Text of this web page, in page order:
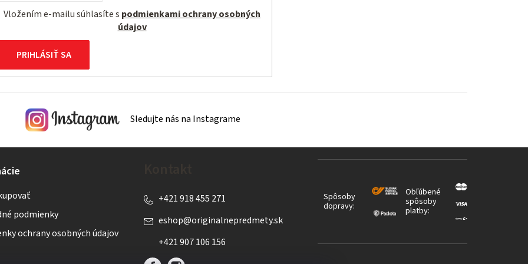
Vložením e-mailu súhlasíte s podmienkami ochrany osobných
údajov
PRIHLÁSIŤ SA
Sledujte nás na Instagrame
podmienky
ochrany osobných údajov
eshop@originalnepredmety.sk
+421 918 455 271
+421 907 106 156
Spôsoby
dopravy:
Obľúbené
spôsoby
platby: